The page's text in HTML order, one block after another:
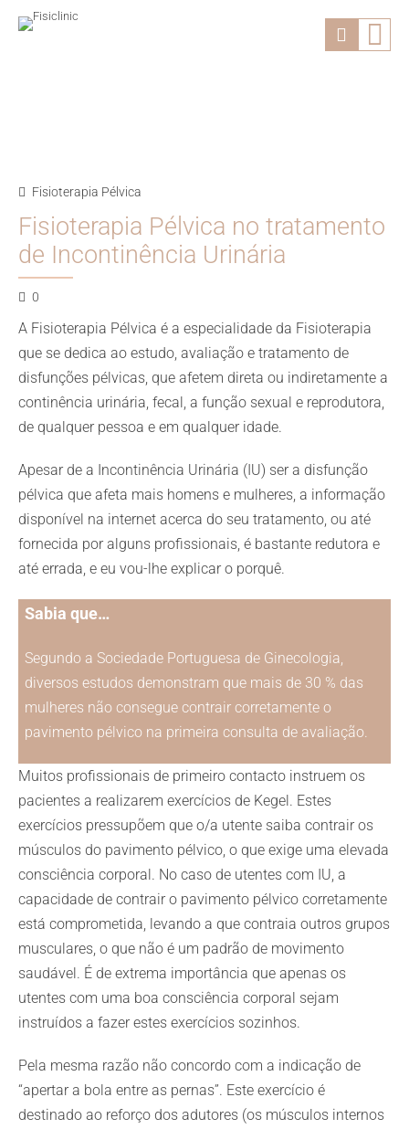
Fisioterapia Pélvica
Fisioterapia Pélvica no tratamento
de Incontinência Urinária
0
A Fisioterapia Pélvica é a especialidade da Fisioterapia
que se dedica ao estudo, avaliação e tratamento de
disfunções pélvicas, que afetem direta ou indiretamente a
continência urinária, fecal, a função sexual e reprodutora,
de qualquer pessoa e em qualquer idade.
Apesar de a Incontinência Urinária (IU) ser a disfunção
pélvica que afeta mais homens e mulheres, a informação
disponível na internet acerca do seu tratamento, ou até
fornecida por alguns profissionais, é bastante redutora e
até errada, e eu vou-lhe explicar o porquê.
Sabia que…
Segundo a Sociedade Portuguesa de Ginecologia,
diversos estudos demonstram que mais de 30 % das
mulheres não consegue contrair corretamente o
pavimento pélvico na primeira consulta de avaliação.
Muitos profissionais de primeiro contacto instruem os
pacientes a realizarem exercícios de Kegel. Estes
exercícios pressupõem que o/a utente saiba contrair os
músculos do pavimento pélvico, o que exige uma elevada
consciência corporal. No caso de utentes com IU, a
capacidade de contrair o pavimento pélvico corretamente
está comprometida, levando a que contraia outros grupos
musculares, o que não é um padrão de movimento
saudável. É de extrema importância que apenas os
utentes com uma boa consciência corporal sejam
instruídos a fazer estes exercícios sozinhos.
Pela mesma razão não concordo com a indicação de
“apertar a bola entre as pernas”. Este exercício é
destinado ao reforço dos adutores (os músculos internos